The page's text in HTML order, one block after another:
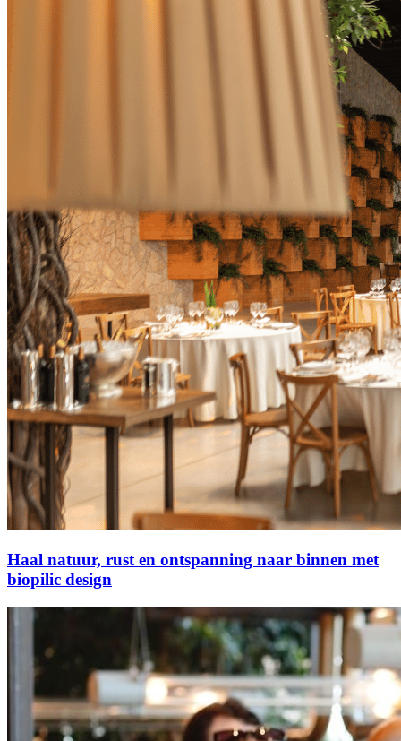
Haal natuur, rust en ontspanning naar binnen met
biopilic design